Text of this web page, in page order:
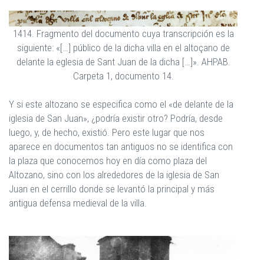
1414. Fragmento del documento cuya transcripción es la
siguiente: «[…] público de la dicha villa en el altoçano de
delante la eglesia de Sant Juan de la dicha […]». AHPAB.
Carpeta 1, documento 14.
Y si este altozano se especifica como el «de delante de la
iglesia de San Juan», ¿podría existir otro? Podría, desde
luego, y, de hecho, existió. Pero este lugar que nos
aparece en documentos tan antiguos no se identifica con
la plaza que conocemos hoy en día como plaza del
Altozano, sino con los alrededores de la iglesia de San
Juan en el cerrillo donde se levantó la principal y más
antigua defensa medieval de la villa.